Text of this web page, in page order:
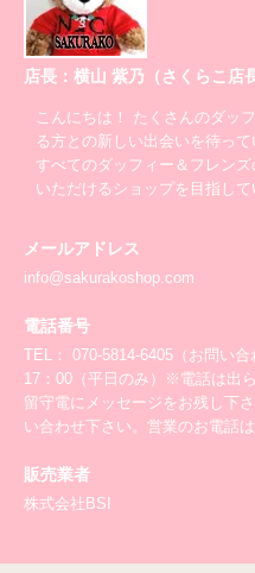
店長：横山 紫乃（さくらこ店
こんにちは！ たくさんのダッ
る方との新しい出会いを待って
すべてのダッフィー＆フレン
いただけるショップを目指して
メールアドレス
info@sakurakoshop.com
電話番号
TEL： 070-5814-6405（お問い
17：00（平日のみ）※電話は出
留守電にメッセージをお残し下
い合わせ下さい。営業のお電話
販売業者
株式会社BSI